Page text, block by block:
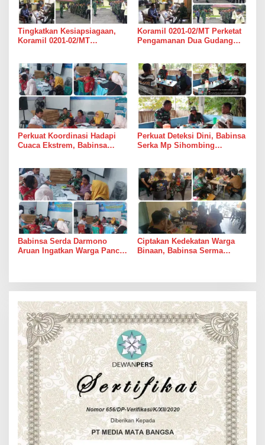
Tingkatkan Kesiapsiagaan,
Koramil 0201-02/MT
Koramil 0201-02/MT Perketat
Pengamanan Dua Gudang
Perkuat Koordinasi Hadapi
Cuaca Ekstrem, Babinsa
Langkah Mitigasi
Perkuat Deteksi Dini, Babinsa
Serka Mp Sihombing
Babinsa Serda Darmono
Aruan Ingatkan Warga Pancur
Ciptakan Kedekatan Warga
Binaan, Babinsa Serma